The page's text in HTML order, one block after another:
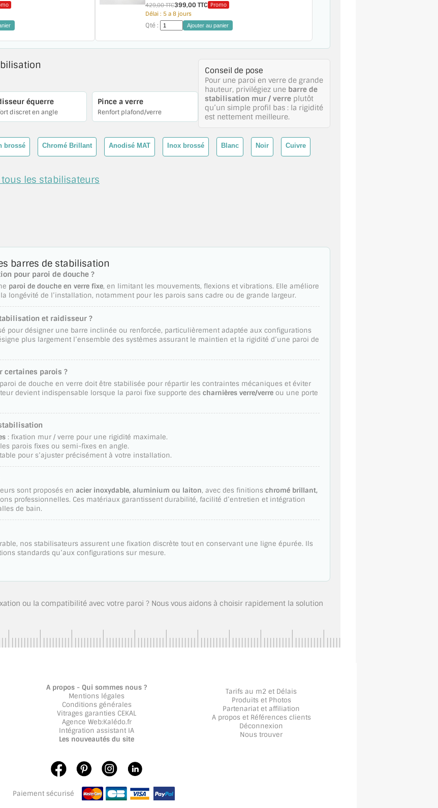
429,00 TTC399,00 TTC Promo
Délai : 5 a 8 jours
Qté : Ajouter au panier
équerre
discret en angle
Pince a verre
Renfort plafond/verre
Conseil de pose
Pour une paroi en verre de grande
hauteur, privilégiez une barre de
stabilisation mur / verre plutôt
qu’un simple profil bas : la rigidité
est nettement meilleure.
brossé Chromé Brillant Anodisé MAT Inox brossé Blanc Noir Cuivre
les stabilisateurs
barres de stabilisation
pour paroi de douche ?
paroi de douche en verre fixe, en limitant les mouvements, flexions et vibrations. Elle améliore
longévité de l’installation, notamment pour les parois sans cadre ou de grande largeur.
et raidisseur ?
pour désigner une barre inclinée ou renforcée, particulièrement adaptée aux configurations
plus largement l’ensemble des systèmes assurant le maintien et la rigidité d’une paroi de
certaines parois ?
de douche en verre doit être stabilisée pour répartir les contraintes mécaniques et éviter
devient indispensable lorsque la paroi fixe supporte des charnières verre/verre ou une porte
: fixation mur / verre pour une rigidité maximale.
parois fixes ou semi-fixes en angle.
pour s’ajuster précisément à votre installation.
sont proposés en acier inoxydable, aluminium ou laiton, avec des finitions chromé brillant,
professionnelles. Ces matériaux garantissent durabilité, facilité d’entretien et intégration
de bain.
nos stabilisateurs assurent une fixation discrète tout en conservant une ligne épurée. Ils
standards qu’aux configurations sur mesure.
ou la compatibilité avec votre paroi ? Nous vous aidons à choisir rapidement la solution
A propos - Qui sommes nous ?
Mentions légales
Conditions générales
Vitrages garanties CEKAL
Agence Web:Kalédo.fr
Intégration assistant IA
Les nouveautés du site
Tarifs au m2 et Délais
Produits et Photos
Partenariat et affiliation
A propos et Références clients
Déconnexion
Nous trouver
Paiement sécurisé